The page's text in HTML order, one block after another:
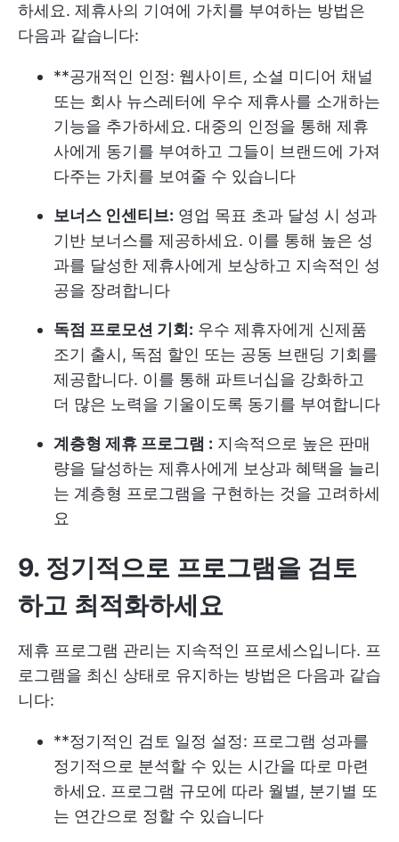
하세요. 제휴사의 기여에 가치를 부여하는 방법은
다음과 같습니다:
**공개적인 인정: 웹사이트, 소셜 미디어 채널
또는 회사 뉴스레터에 우수 제휴사를 소개하는
기능을 추가하세요. 대중의 인정을 통해 제휴
사에게 동기를 부여하고 그들이 브랜드에 가져
다주는 가치를 보여줄 수 있습니다
보너스 인센티브: 영업 목표 초과 달성 시 성과
기반 보너스를 제공하세요. 이를 통해 높은 성
과를 달성한 제휴사에게 보상하고 지속적인 성
공을 장려합니다
독점 프로모션 기회: 우수 제휴자에게 신제품
조기 출시, 독점 할인 또는 공동 브랜딩 기회를
제공합니다. 이를 통해 파트너십을 강화하고
더 많은 노력을 기울이도록 동기를 부여합니다
계층형 제휴 프로그램 : 지속적으로 높은 판매
량을 달성하는 제휴사에게 보상과 혜택을 늘리
는 계층형 프로그램을 구현하는 것을 고려하세
요
9. 정기적으로 프로그램을 검토
하고 최적화하세요
제휴 프로그램 관리는 지속적인 프로세스입니다. 프
로그램을 최신 상태로 유지하는 방법은 다음과 같습
니다:
**정기적인 검토 일정 설정: 프로그램 성과를
정기적으로 분석할 수 있는 시간을 따로 마련
하세요. 프로그램 규모에 따라 월별, 분기별 또
는 연간으로 정할 수 있습니다